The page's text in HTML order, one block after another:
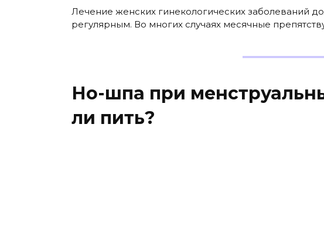
Лечение женских гинекологических заболеваний
регулярным. Во многих случаях месячные
Но-шпа при
ли пить?